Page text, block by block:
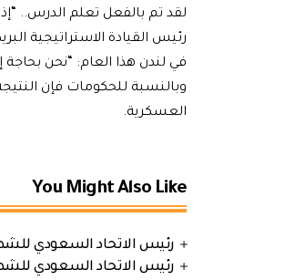
لقد تم بالفعل تعلم الدرس..
رئيس القيادة الاستراتيجية
في لندن هذا العام: “نحن
وبالنسبة للحكومات فإن
العسكرية.
You Might Also Like
رئيس الاتحاد السعودي
رئيس الاتحاد السعودي